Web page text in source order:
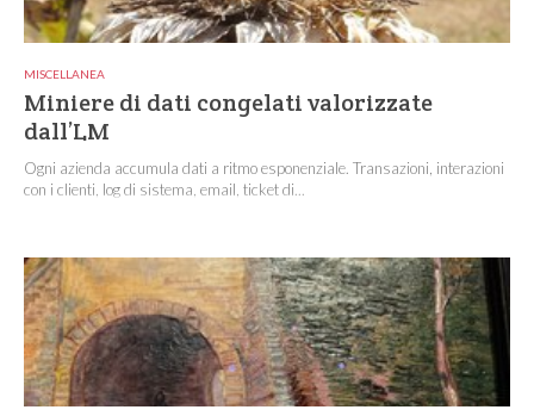
MISCELLANEA
Miniere di dati congelati valorizzate
dall’LM
Ogni azienda accumula dati a ritmo esponenziale. Transazioni, interazioni
con i clienti, log di sistema, email, ticket di...